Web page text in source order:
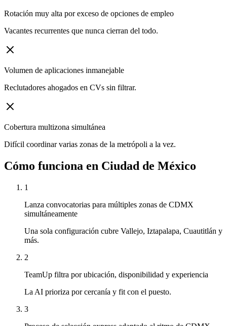
Rotación muy alta por exceso de opciones de empleo
Vacantes recurrentes que nunca cierran del todo.
Volumen de aplicaciones inmanejable
Reclutadores ahogados en CVs sin filtrar.
Cobertura multizona simultánea
Difícil coordinar varias zonas de la metrópoli a la vez.
Cómo funciona en Ciudad de México
1
Lanza convocatorias para múltiples zonas de CDMX
simultáneamente
Una sola configuración cubre Vallejo, Iztapalapa, Cuautitlán y
más.
2
TeamUp filtra por ubicación, disponibilidad y experiencia
La AI prioriza por cercanía y fit con el puesto.
3